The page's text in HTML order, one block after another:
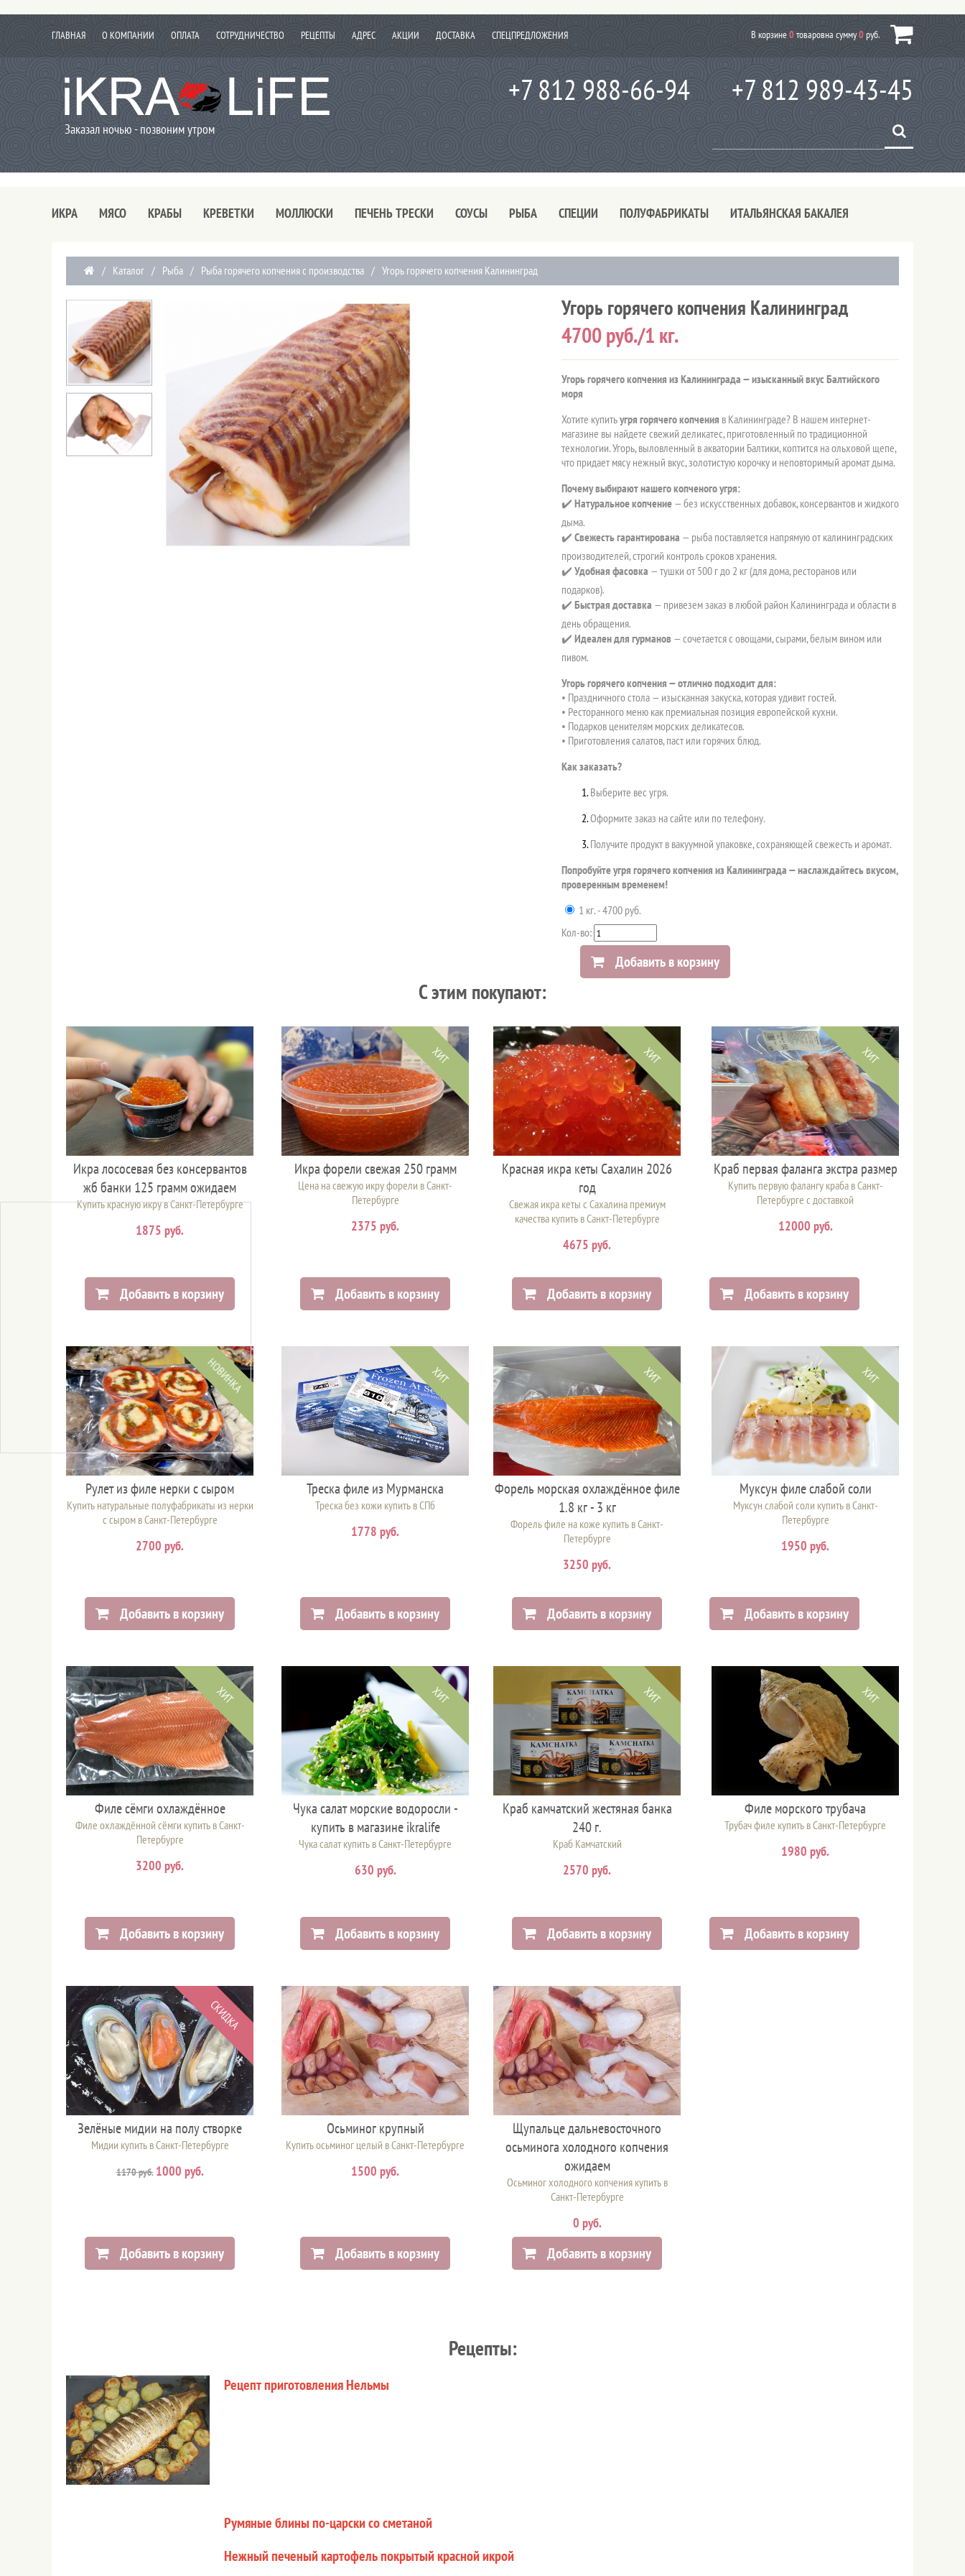
ГЛАВНАЯ О КОМПАНИИ ОПЛАТА СОТРУДНИЧЕСТВО РЕЦЕПТЫ АДРЕС АКЦИИ ДОСТАВКА СПЕЦПРЕДЛОЖЕНИЯ В корзине0товаровна сумму0руб.
Заказал ночью - позвоним утром
+7 812 988-66-94 +7 812 989-43-45
ИКРА МЯСО КРАБЫ КРЕВЕТКИ МОЛЛЮСКИ ПЕЧЕНЬ ТРЕСКИ СОУСЫ РЫБА СПЕЦИИ ПОЛУФАБРИКАТЫ ИТАЛЬЯНСКАЯ БАКАЛЕЯ
/ Каталог / Рыба / Рыба горячего копчения с производства / Угорь горячего копчения Калининград
Угорь горячего копчения Калининград
4700руб./1 кг.
Угорь горячего копчения из Калининграда — изысканный вкус Балтийского
моря
Хотите купитьугря горячего копчения в Калининграде? В нашем интернет-
магазине вы найдете свежий деликатес, приготовленный по традиционной
технологии. Угорь, выловленный в акватории Балтики, коптится на ольховой щепе,
что придает мясу нежный вкус, золотистую корочку и неповторимый аромат дыма.
Почему выбирают нашего копченого угря:
✔️ Натуральное копчение — без искусственных добавок, консервантов и жидкого
дыма.
✔️ Свежесть гарантирована — рыба поставляется напрямую от калининградских
производителей, строгий контроль сроков хранения.
✔️ Удобная фасовка — тушки от 500 г до 2 кг (для дома, ресторанов или
подарков).
✔️ Быстрая доставка — привезем заказ в любой район Калининграда и области в
день обращения.
✔️ Идеален для гурманов — сочетается с овощами, сырами, белым вином или
пивом.
Угорь горячего копчения — отлично подходит для:
• Праздничного стола — изысканная закуска, которая удивит гостей.
• Ресторанного меню как премиальная позиция европейской кухни.
• Подарков ценителям морских деликатесов.
• Приготовления салатов, паст или горячих блюд.
Как заказать?
Выберите вес угря.
Оформите заказ на сайте или по телефону.
Получите продукт в вакуумной упаковке, сохраняющей свежесть и аромат.
Попробуйте угря горячего копчения из Калининграда — наслаждайтесь вкусом,
проверенным временем!
1 кг. - 4700 руб.
Кол-во:
Добавить в корзину
C этим покупают:
Икра лососевая без консервантов
жб банки 125 грамм ожидаем
Купить красную икру в Санкт-Петербурге
1875 руб.
Добавить в корзину
ХИТ
Икра форели свежая 250 грамм
Цена на свежую икру форели в Санкт-
Петербурге
2375 руб.
Добавить в корзину
ХИТ
Красная икра кеты Сахалин 2026
год
Свежая икра кеты с Сахалина премиум
качества купить в Санкт-Петербурге
4675 руб.
Добавить в корзину
ХИТ
Краб первая фаланга экстра размер
Купить первую фалангу краба в Санкт-
Петербурге с доставкой
12000 руб.
Добавить в корзину
НОВИНКА
Рулет из филе нерки с сыром
Купить натуральные полуфабрикаты из нерки
с сыром в Санкт-Петербурге
2700 руб.
Добавить в корзину
ХИТ
Треска филе из Мурманска
Треска без кожи купить в СПб
1778 руб.
Добавить в корзину
ХИТ
Форель морская охлаждённое филе
1.8 кг - 3 кг
Форель филе на коже купить в Санкт-
Петербурге
3250 руб.
Добавить в корзину
ХИТ
Муксун филе слабой соли
Муксун слабой соли купить в Санкт-
Петербурге
1950 руб.
Добавить в корзину
ХИТ
Филе сёмги охлаждённое
Филе охлаждённой сёмги купить в Санкт-
Петербурге
3200 руб.
Добавить в корзину
ХИТ
Чука салат морские водоросли -
купить в магазине ikralife
Чука салат купить в Санкт-Петербурге
630 руб.
Добавить в корзину
ХИТ
Краб камчатский жестяная банка
240 г.
Краб Камчатский
2570 руб.
Добавить в корзину
ХИТ
Филе морского трубача
Трубач филе купить в Санкт-Петербурге
1980 руб.
Добавить в корзину
СКИДКА
Зелёные мидии на полу створке
Мидии купить в Санкт-Петербурге
1170 руб. 1000 руб.
Добавить в корзину
Осьминог крупный
Купить осьминог целый в Санкт-Петербурге
1500 руб.
Добавить в корзину
Щупальце дальневосточного
осьминога холодного копчения
ожидаем
Осьминог холодного копчения купить в
Санкт-Петербурге
0 руб.
Добавить в корзину
Рецепты:
Рецепт приготовления Нельмы
Румяные блины по-царски со сметаной
Нежный печеный картофель покрытый красной икрой